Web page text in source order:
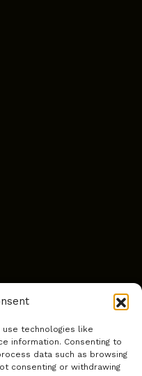
technologies like
information. Consenting to
data such as browsing
consenting or withdrawing